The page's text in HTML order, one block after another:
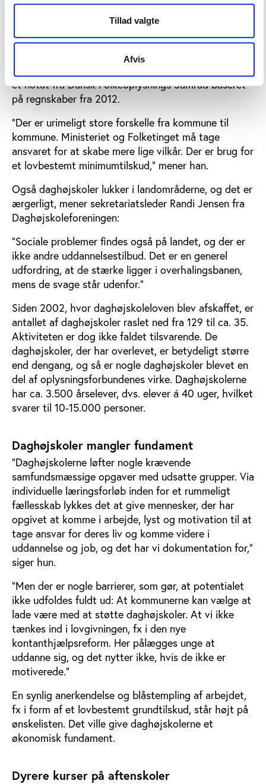
Tillad valgte
Afvis
Hansen.
De 10 kommuner, som afsætter flest penge til
voksenundervisning, bruger i gennemsnit 111,70 kr. pr.
indbygger, mens de 10 kommuner, som afsætter
et notat fra Dansk Folkeoplysnings Samråd baseret
på regnskaber fra 2012.
”Der er urimeligt store forskelle fra kommune til
kommune. Ministeriet og Folketinget må tage
ansvaret for at skabe mere lige vilkår. Der er brug for
et lovbestemt minimumtilskud,” mener han.
Også daghøjskoler lukker i landområderne, og det er
ærgerligt, mener sekretariatsleder Randi Jensen fra
Daghøjskoleforeningen:
”Sociale problemer findes også på landet, og der er
ikke andre uddannelsestilbud. Det er en generel
udfordring, at de stærke ligger i overhalingsbanen,
mens de svage står udenfor.”
Siden 2002, hvor daghøjskoleloven blev afskaffet, er
antallet af daghøjskoler raslet ned fra 129 til ca. 35.
Aktiviteten er dog ikke faldet tilsvarende. De
daghøjskoler, der har overlevet, er betydeligt større
end dengang, og så er nogle daghøjskoler blevet en
del af oplysningsforbundenes virke. Daghøjskolerne
har ca. 3.500 årselever, dvs. elever á 40 uger, hvilket
svarer til 10-15.000 personer.
Daghøjskoler mangler fundament
”Daghøjskolerne løfter nogle krævende
samfundsmæssige opgaver med udsatte grupper. Via
individuelle læringsforløb inden for et rummeligt
fællesskab lykkes det at give mennesker, der har
opgivet at komme i arbejde, lyst og motivation til at
tage ansvar for deres liv og komme videre i
uddannelse og job, og det har vi dokumentation for,”
siger hun.
”Men der er nogle barrierer, som gør, at potentialet
ikke udfoldes fuldt ud: At kommunerne kan vælge at
lade være med at støtte daghøjskoler. At vi ikke
tænkes ind i lovgivningen, fx i den nye
kontanthjælpsreform. Her pålægges unge at
uddanne sig, og det nytter ikke, hvis de ikke er
motiverede.”
En synlig anerkendelse og blåstempling af arbejdet,
fx i form af et lovbestemt grundtilskud, står højt på
ønskelisten. Det ville give daghøjskolerne et
økonomisk fundament.
Dyrere kurser på aftenskoler